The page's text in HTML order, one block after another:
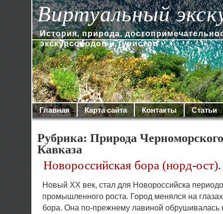
Виртуальный
История, природа,
экскурсоводов и туристов
Главная Карта сайта Контакты Статьи
Рубрика: Природа
Кавказа
Новороссийская бора (норд-
Новый XX век, стал для Новороссийска
промышленного роста. Город менялся на
бора. Она по-прежнему лавиной обрушивалась